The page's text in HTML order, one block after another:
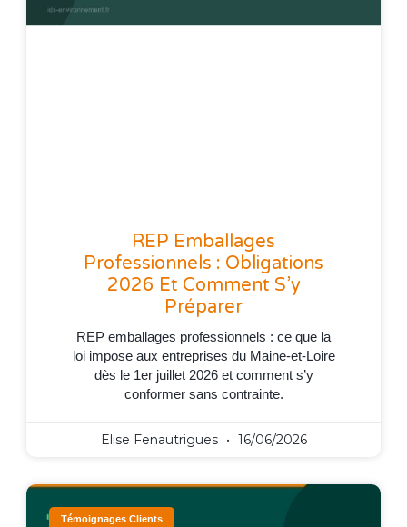
REP Emballages
Professionnels : Obligations
2026 Et Comment S’y
Préparer
REP emballages professionnels : ce que la
loi impose aux entreprises du Maine-et-Loire
dès le 1er juillet 2026 et comment s’y
conformer sans contrainte.
Elise Fenautrigues 16/06/2026
Témoignages Clients